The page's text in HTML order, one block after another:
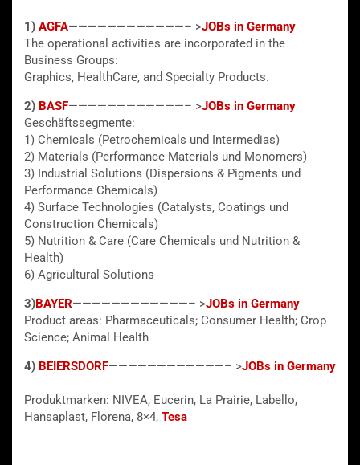
1) AGFA————————————– >JOBs in Germany
The operational activities are incorporated in the
Business Groups:
Graphics, HealthCare, and Specialty Products.
2) BASF————————————– >JOBs in Germany
Geschäftssegmente:
1) Chemicals (Petrochemicals und Intermedias)
2) Materials (Performance Materials und Monomers)
3) Industrial Solutions (Dispersions & Pigments und
Performance Chemicals)
4) Surface Technologies (Catalysts, Coatings und
Construction Chemicals)
5) Nutrition & Care (Care Chemicals und Nutrition &
Health)
6) Agricultural Solutions
3)BAYER————————————– >JOBs in Germany
Product areas: Pharmaceuticals; Consumer Health; Crop
Science; Animal Health
4) BEIERSDORF————————————– >JOBs in Germany
Produktmarken: NIVEA, Eucerin, La Prairie, Labello,
Hansaplast, Florena, 8×4, Tesa